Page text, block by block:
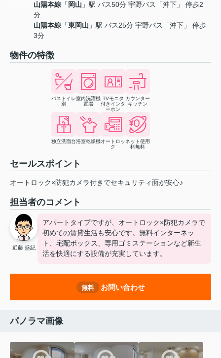
山陽本線 「 岡山 」駅 バス50分 宇野バス「沖下」 停歩2
分
山陽本線 「東岡山 」駅 バス25分 宇野バス「沖下」 停歩
3分
物件の特徴
バストイレ
別
室内洗濯機
置場
TVモニタ
付きインタ
ーホン
カウンター
キッチン
独立洗面台浴室乾燥機オートロッ
ク
ネット使用
料無料
セールスポイント
オートロック×防犯カメラ付きでセキュリティ面が安心♪
担当者のコメント
近藤 盛紀
アパートタイプですが、オートロック×防犯カメラで
初めての賃貸生活も安心です。無料インターネッ
ト、宅配ボックス、専用ゴミステーションなど新生
活を快適にする設備が充実しています。
無料 お問い合わせ
パノラマ画像